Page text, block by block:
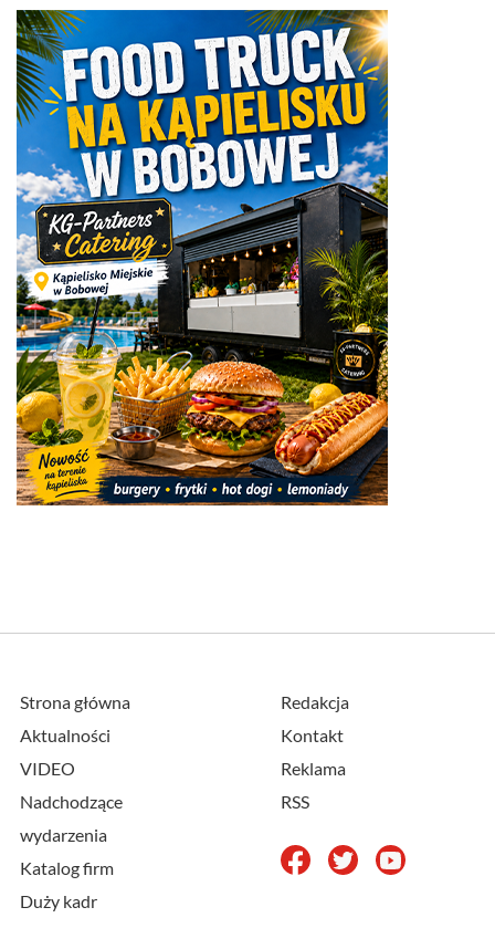
Strona główna
Aktualności
VIDEO
Nadchodzące
wydarzenia
Katalog firm
Duży kadr
Redakcja
Kontakt
Reklama
RSS